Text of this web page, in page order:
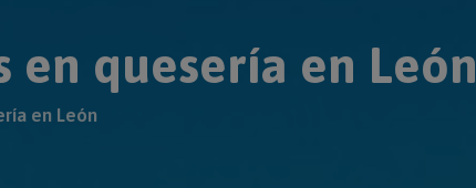
quesería en León
en León